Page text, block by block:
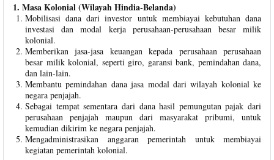
1. Masa Kolonial (Wilayah Hindia-Belanda)
Mobilisasi dana dari investor untuk membiayai kebutuhan dana
investasi dan modal kerja perusahaan-perusahaan besar milik
kolonial.
Memberikan jasa-jasa keuangan kepada perusahaan perusahaan
besar milik kolonial, seperti giro, garansi bank, pemindahan dana,
dan lain-lain.
Membantu pemindahan dana jasa modal dari wilayah kolonial ke
negara penjajah.
Sebagai tempat sementara dari dana hasil pemungutan pajak dari
perusahaan penjajah maupun dari masyarakat pribumi, untuk
kemudian dikirim ke negara penjajah.
Mengadministrasikan anggaran pemerintah untuk membiayai
kegiatan pemerintah kolonial.